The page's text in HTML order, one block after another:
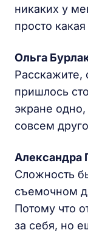
никаких у
просто
Ольга
Расскажите,
пришлось
экране
совсем
Александра
Сложность
съемочном
Потому что
за себя, но